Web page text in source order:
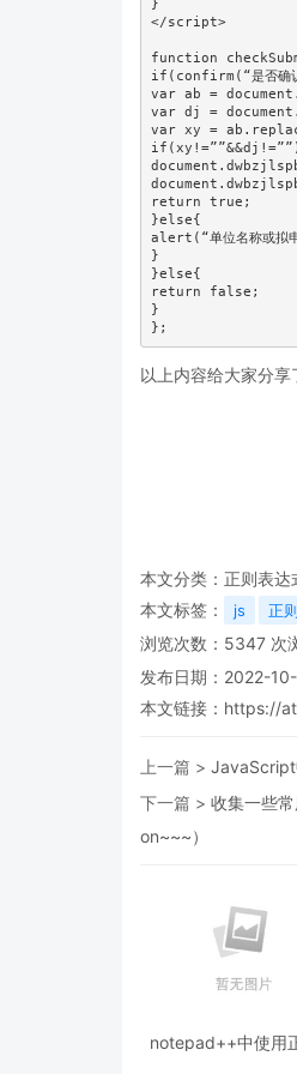
}
</script>
function
if(confirm(“是否确
var ab =
var dj =
var xy =
return true;
}else{
alert(“单位名称或拟
}
}else{
return false;
}
};
以上内容给大家分享
本文分类： 正则表达
本文标签：
js 正
浏览次数： 5347 次
发布日期：2022-
本文链接： https://
上一篇 > JavaScript
下一篇 > 收集一些
on~~~）
notepad++中使用